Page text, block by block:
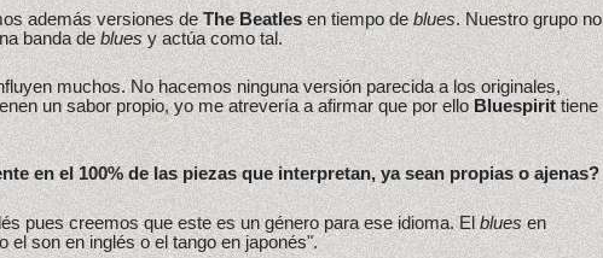
además versiones de The Beatlesen tiempo deblues. Nuestro grupo no
banda debluesy actúa como tal.
muchos. No hacemos ninguna versión parecida a los originales,
un sabor propio, yo me atrevería a afirmar que por elloBluespirittiene
en el 100% de las piezas que interpretan, ya sean propias o ajenas?
pues creemos que este es un género para ese idioma. El bluesen
el son en inglés o el tango en japonés".